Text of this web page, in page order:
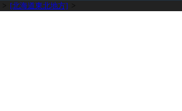
[北海道東北地方]